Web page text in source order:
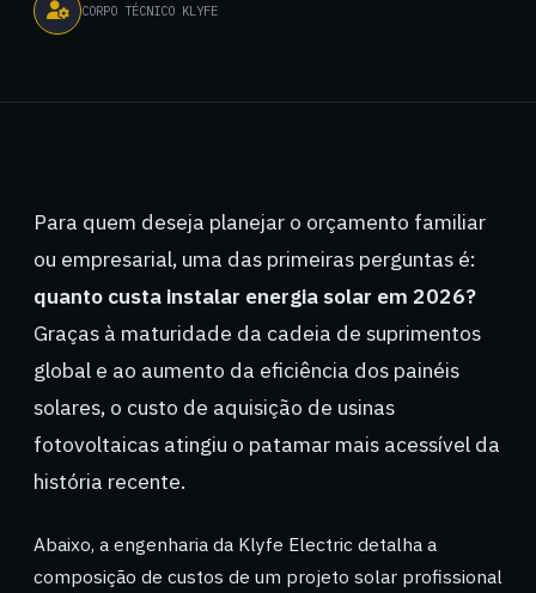
CORPO TÉCNICO KLYFE
Para quem deseja planejar o orçamento familiar
ou empresarial, uma das primeiras perguntas é:
quanto custa instalar energia solar em 2026?
Graças à maturidade da cadeia de suprimentos
global e ao aumento da eficiência dos painéis
solares, o custo de aquisição de usinas
fotovoltaicas atingiu o patamar mais acessível da
história recente.
Abaixo, a engenharia da Klyfe Electric detalha a
composição de custos de um projeto solar profissional